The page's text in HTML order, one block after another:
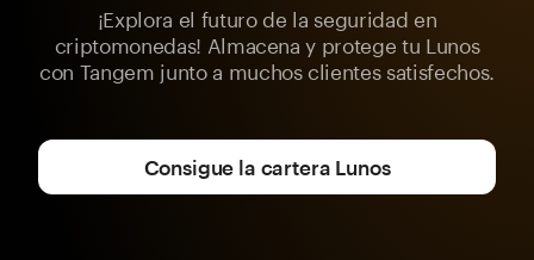
¡Explora el futuro de la seguridad en
criptomonedas! Almacena y protege tu Lunos
con Tangem junto a muchos clientes satisfechos.
Consigue la cartera Lunos